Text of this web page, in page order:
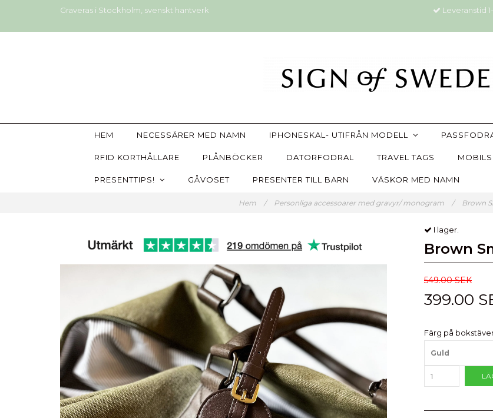
Graveras i Stockholm, svenskt hantverk Leveranstid
HEM NECESSÄRER MED NAMN IPHONESKAL- UTIFRÅN MODELL
RFID KORTHÅLLARE PLÅNBÖCKER DATORFODRAL TRAVEL TAGS
PRESENTTIPS! GÅVOSET PRESENTER TILL BARN VÄSKOR MED NAMN
Hem / Personliga accessoarer med gravyr/ monogram / Brown
I lager.
Brown
549.00 SEK
399.00
Färg på
Guld